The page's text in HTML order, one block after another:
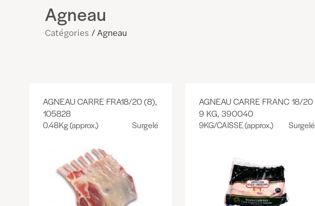
Agneau
Catégories Agneau
AGNEAU CARRE FRA18/20 (8),
105828
0.48Kg (approx.) Surgelé
AGNEAU CARRE FRANC 18/20
9 KG, 390040
9KG/CAISSE (approx.) Surgelé